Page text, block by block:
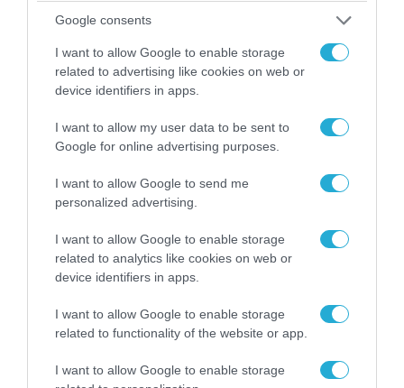
Google consents
I want to allow Google to enable storage
related to advertising like cookies on web or
device identifiers in apps.
I want to allow my user data to be sent to
Google for online advertising purposes.
I want to allow Google to send me
personalized advertising.
I want to allow Google to enable storage
related to analytics like cookies on web or
device identifiers in apps.
I want to allow Google to enable storage
related to functionality of the website or app.
I want to allow Google to enable storage
χειμώνα στο Κίεβο: Οι Ρώσοι διέλυσαν 7
εγκαταστάσεις του ουκρανικού κολοσσού!
ΠΟΛΙΤΙΚΗ